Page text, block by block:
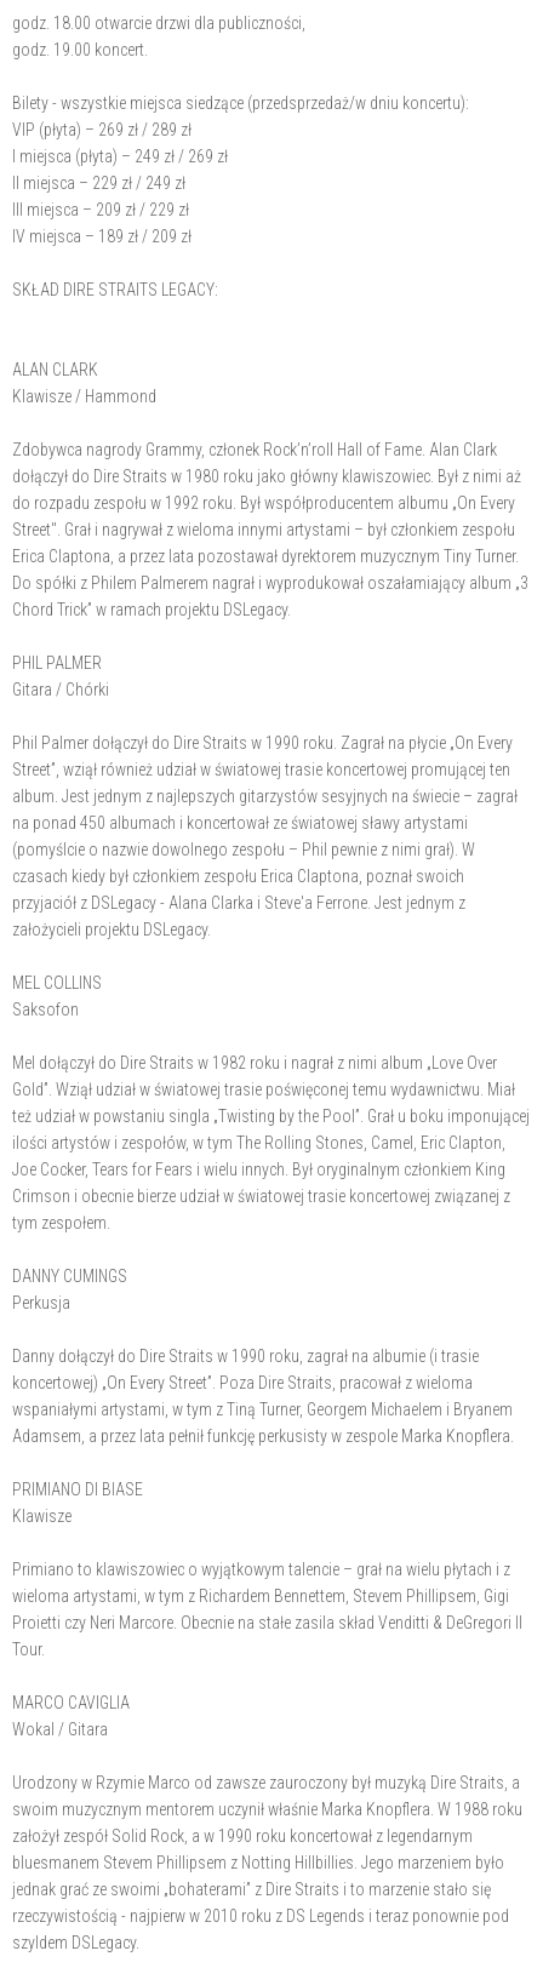
godz. 18.00 otwarcie drzwi dla publiczności,
godz. 19.00 koncert.
Bilety - wszystkie miejsca siedzące (przedsprzedaż/w dniu koncertu):
VIP (płyta) – 269 zł / 289 zł
I miejsca (płyta) – 249 zł / 269 zł
II miejsca – 229 zł / 249 zł
III miejsca – 209 zł / 229 zł
IV miejsca – 189 zł / 209 zł
SKŁAD DIRE STRAITS LEGACY:
ALAN CLARK
Klawisze / Hammond
Zdobywca nagrody Grammy, członek Rock’n’roll Hall of Fame. Alan Clark
dołączył do Dire Straits w 1980 roku jako główny klawiszowiec. Był z nimi aż
do rozpadu zespołu w 1992 roku. Był współproducentem albumu „On Every
Street". Grał i nagrywał z wieloma innymi artystami – był członkiem zespołu
Erica Claptona, a przez lata pozostawał dyrektorem muzycznym Tiny Turner.
Do spółki z Philem Palmerem nagrał i wyprodukował oszałamiający album „3
Chord Trick” w ramach projektu DSLegacy.
PHIL PALMER
Gitara / Chórki
Phil Palmer dołączył do Dire Straits w 1990 roku. Zagrał na płycie „On Every
Street”, wziął również udział w światowej trasie koncertowej promującej ten
album. Jest jednym z najlepszych gitarzystów sesyjnych na świecie – zagrał
na ponad 450 albumach i koncertował ze światowej sławy artystami
(pomyślcie o nazwie dowolnego zespołu – Phil pewnie z nimi grał). W
czasach kiedy był członkiem zespołu Erica Claptona, poznał swoich
przyjaciół z DSLegacy - Alana Clarka i Steve'a Ferrone. Jest jednym z
założycieli projektu DSLegacy.
MEL COLLINS
Saksofon
Mel dołączył do Dire Straits w 1982 roku i nagrał z nimi album „Love Over
Gold”. Wziął udział w światowej trasie poświęconej temu wydawnictwu. Miał
też udział w powstaniu singla „Twisting by the Pool”. Grał u boku imponującej
ilości artystów i zespołów, w tym The Rolling Stones, Camel, Eric Clapton,
Joe Cocker, Tears for Fears i wielu innych. Był oryginalnym członkiem King
Crimson i obecnie bierze udział w światowej trasie koncertowej związanej z
tym zespołem.
DANNY CUMINGS
Perkusja
Danny dołączył do Dire Straits w 1990 roku, zagrał na albumie (i trasie
koncertowej) „On Every Street”. Poza Dire Straits, pracował z wieloma
wspaniałymi artystami, w tym z Tiną Turner, Georgem Michaelem i Bryanem
Adamsem, a przez lata pełnił funkcję perkusisty w zespole Marka Knopflera.
PRIMIANO DI BIASE
Klawisze
Primiano to klawiszowiec o wyjątkowym talencie – grał na wielu płytach i z
wieloma artystami, w tym z Richardem Bennettem, Stevem Phillipsem, Gigi
Proietti czy Neri Marcore. Obecnie na stałe zasila skład Venditti & DeGregori Il
Tour.
MARCO CAVIGLIA
Wokal / Gitara
Urodzony w Rzymie Marco od zawsze zauroczony był muzyką Dire Straits, a
swoim muzycznym mentorem uczynił właśnie Marka Knopflera. W 1988 roku
założył zespół Solid Rock, a w 1990 roku koncertował z legendarnym
bluesmanem Stevem Phillipsem z Notting Hillbillies. Jego marzeniem było
jednak grać ze swoimi „bohaterami” z Dire Straits i to marzenie stało się
rzeczywistością - najpierw w 2010 roku z DS Legends i teraz ponownie pod
szyldem DSLegacy.